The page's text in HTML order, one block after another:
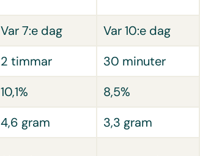
Var 7:e dag
Var 10:e dag
2 timmar
30 minuter
10,1%
8,5%
4,6 gram 3,3 gram